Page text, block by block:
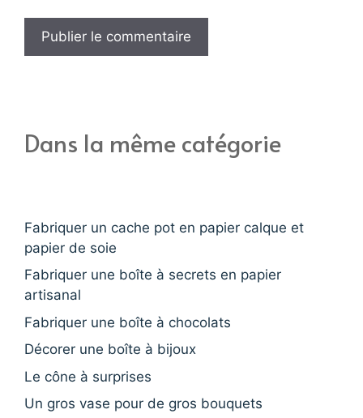
Dans la même catégorie
Fabriquer un cache pot en papier calque et
papier de soie
Fabriquer une boîte à secrets en papier
artisanal
Fabriquer une boîte à chocolats
Décorer une boîte à bijoux
Le cône à surprises
Un gros vase pour de gros bouquets